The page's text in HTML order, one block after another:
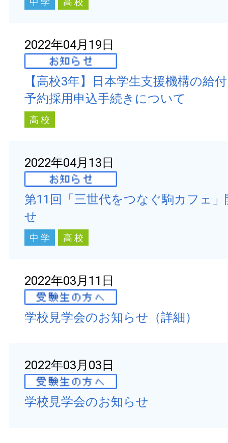
2022年04月19日
【高校3年】日本学生支援機構の給
予約採用申込手続きについて
高 校
2022年04月13日
第11回「三世代をつなぐ駒カフェ
せ
中 学 高 校
2022年03月11日
学校見学会のお知らせ（詳細）
2022年03月03日
学校見学会のお知らせ